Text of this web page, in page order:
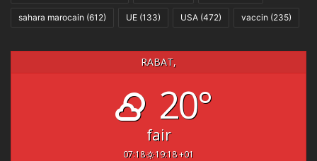
sahara marocain (612) UE (133) USA (472) vaccin (235)
RABAT,
20°
fair
07:18 19:18 +01